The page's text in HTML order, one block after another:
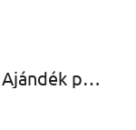
Kendermézbor 500ml - Ajándék palackban